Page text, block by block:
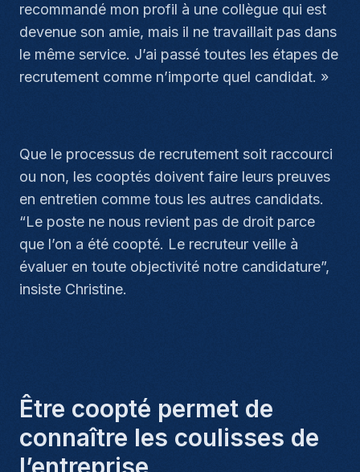
recommandé mon profil à une collègue qui est
devenue son amie, mais il ne travaillait pas dans
le même service. J’ai passé toutes les étapes de
recrutement comme n’importe quel candidat. »
Que le processus de recrutement soit raccourci
ou non, les cooptés doivent faire leurs preuves
en entretien comme tous les autres candidats.
“Le poste ne nous revient pas de droit parce
que l’on a été coopté. Le recruteur veille à
évaluer en toute objectivité notre candidature”,
insiste Christine.
Être coopté permet de
connaître les coulisses de